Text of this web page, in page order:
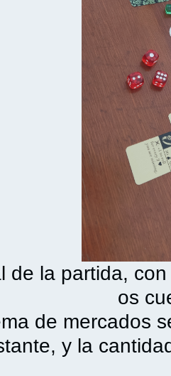
de la partida,
os
de mercados
y la